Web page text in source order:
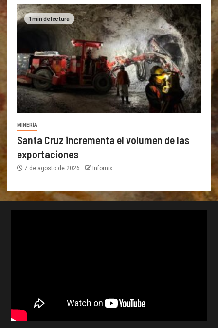
1 min de lectura
MINERÍA
Santa Cruz incrementa el volumen de las
exportaciones
7 de agosto de 2026 Infomix